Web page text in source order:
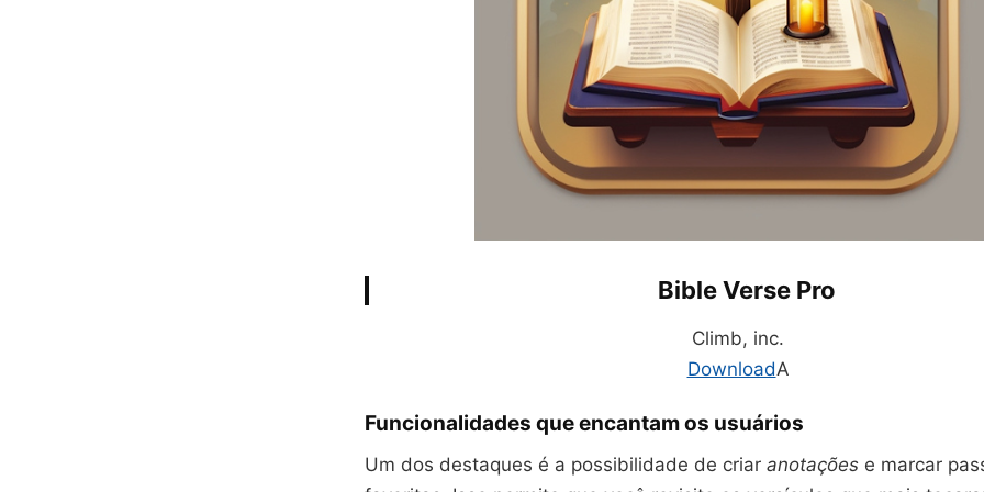
Bible Verse Pro
Climb, inc.
DownloadA
Funcionalidades que encantam os usuários
Um dos destaques é a possibilidade de criar anotações e marcar